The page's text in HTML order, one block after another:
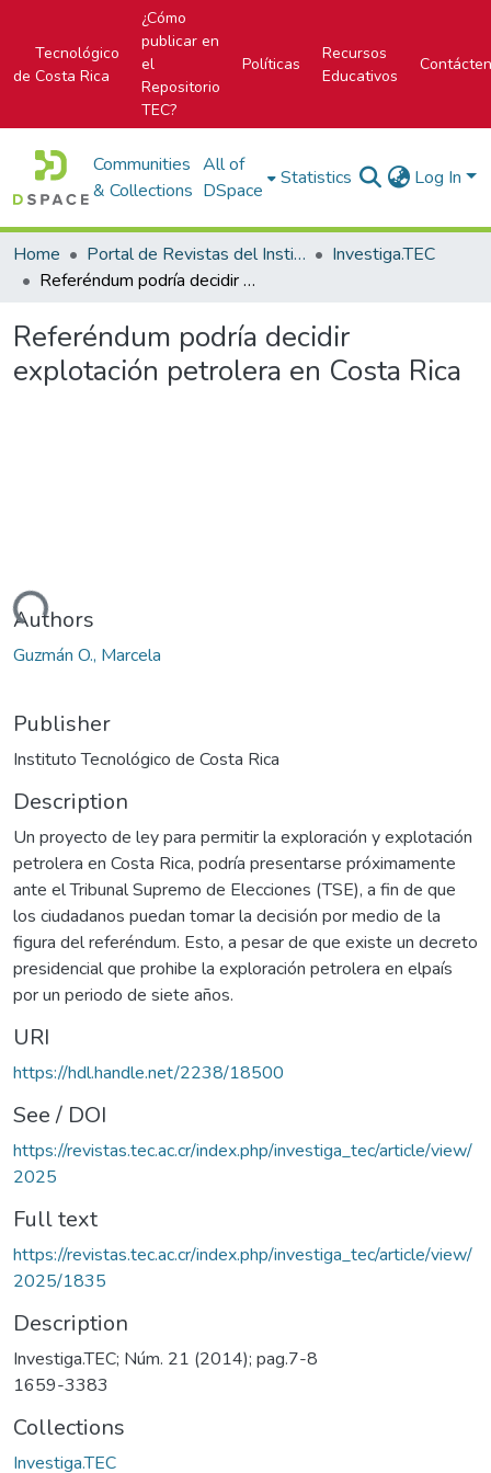
Tecnológico
de Costa Rica
¿Cómo
publicar en
el
Repositorio
TEC?
Políticas
Recursos
Educativos
Communities
& Collections
All of
DSpace
Statistics Log In
Home Portal de Revistas del Instituto Tecnológico de Costa Rica
Investiga.TEC
Referéndum podría decidir explotación petrolera en Costa Rica
Referéndum podría decidir
explotación petrolera en Costa Rica
Authors
Guzmán O., Marcela
Publisher
Instituto Tecnológico de Costa Rica
Description
Un proyecto de ley para permitir la exploración y explotación
petrolera en Costa Rica, podría presentarse próximamente
ante el Tribunal Supremo de Elecciones (TSE), a fin de que
los ciudadanos puedan tomar la decisión por medio de la
figura del referéndum. Esto, a pesar de que existe un decreto
presidencial que prohibe la exploración petrolera en elpaís
por un periodo de siete años.
URI
https://hdl.handle.net/2238/18500
See / DOI
https://revistas.tec.ac.cr/index.php/investiga_tec/article/view/
2025
Full text
https://revistas.tec.ac.cr/index.php/investiga_tec/article/view/
2025/1835
Description
Investiga.TEC; Núm. 21 (2014); pag.7-8
1659-3383
Collections
Investiga.TEC